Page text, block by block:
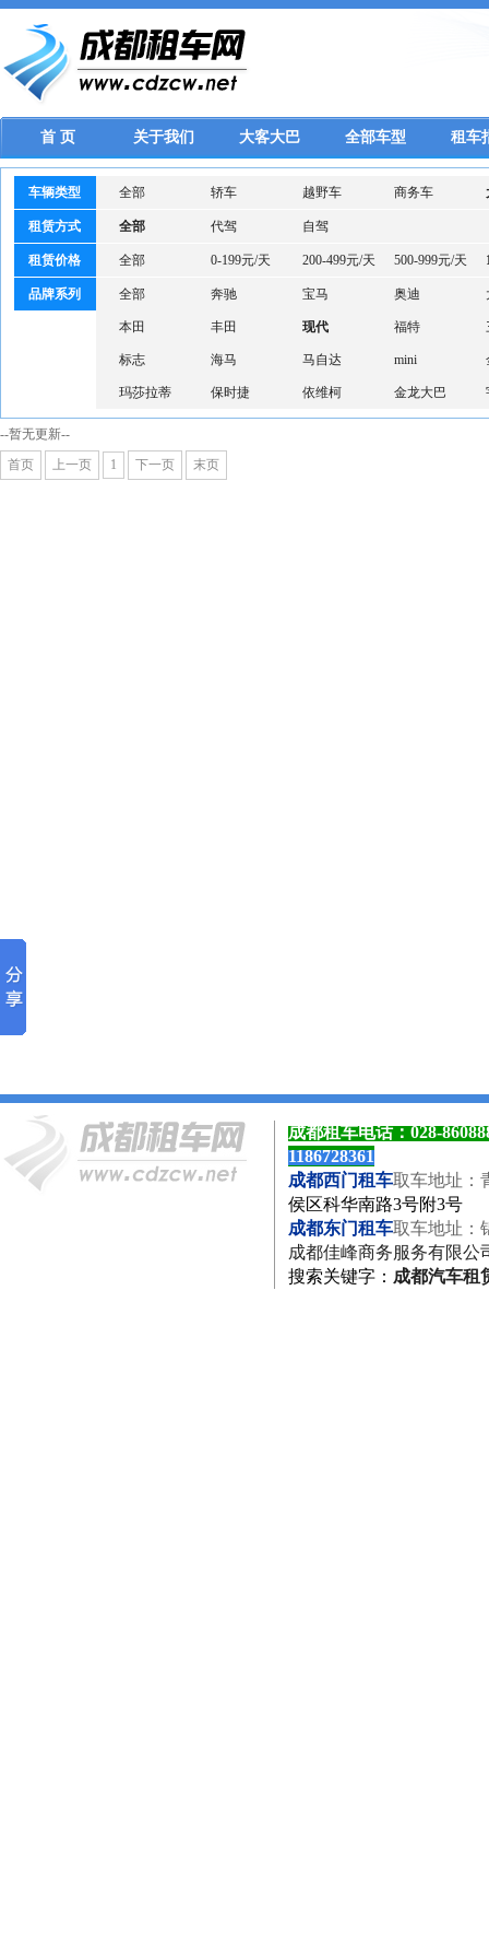
首 页 关于我们 大客大巴 全部车型 租车
车辆类型 全部 轿车 越野车 商务车
租赁方式 全部 代驾 自驾
租赁价格 全部 0-199元/天 200-499元/天 500-999元/天
品牌系列 全部 奔驰 宝马 奥迪
本田 丰田 现代 福特
标志 海马 马自达 mini
玛莎拉蒂 保时捷 依维柯 金龙大巴
--暂无更新--
首页
上一页 1 下一页 末页
成都租车电话：028-
1186728361
成都西门租车取车地址
侯区科华南路3号附3号
成都东门租车取车地址
成都佳峰商务服务有限公
搜索关键字 ： 成都汽车租